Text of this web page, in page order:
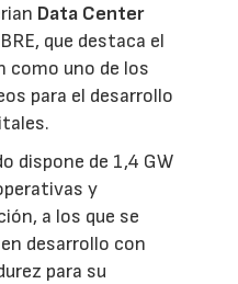
Data Center
que destaca el
como uno de los
para el desarrollo
dispone de 1,4 GW
y
a los que se
desarrollo con
para su